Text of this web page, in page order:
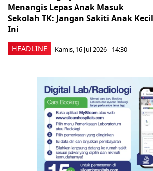
HEADLINE
Menangis Lepas Anak Masuk
Sekolah TK: Jangan Sakiti Anak Kecil
Ini
Kamis, 16 Jul 2026 - 14:30